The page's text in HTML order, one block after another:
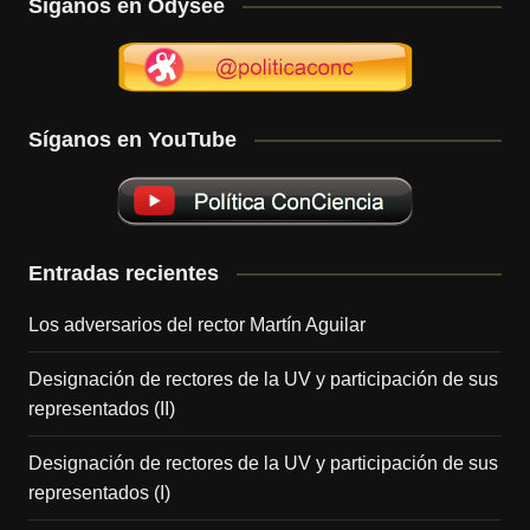
Síganos en Odysee
Síganos en YouTube
Entradas recientes
Los adversarios del rector Martín Aguilar
Designación de rectores de la UV y participación de sus
representados (II)
Designación de rectores de la UV y participación de sus
representados (I)